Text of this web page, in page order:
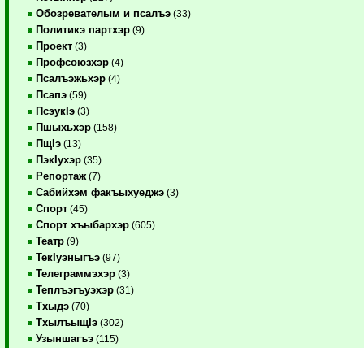
Обозревателым и псалъэ (33)
Политикэ партхэр (9)
Проект (3)
Профсоюзхэр (4)
Псалъэжьхэр (4)
Псапэ (59)
ПсэукIэ (3)
Пшыхьхэр (158)
ПщIэ (13)
ПэкIухэр (35)
Репортаж (7)
Сабийхэм факъыхуеджэ (3)
Спорт (45)
Спорт хъыбархэр (605)
Театр (9)
ТекIуэныгъэ (97)
Телеграммэхэр (3)
Теплъэгъуэхэр (31)
Тхыдэ (70)
ТхылъыщIэ (302)
Узыншагъэ (115)